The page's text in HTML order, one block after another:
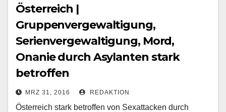
Österreich |
Gruppenvergewaltigung,
Serienvergewaltigung, Mord,
Onanie durch Asylanten stark
betroffen
MRZ 31, 2016 REDAKTION
Österreich stark betroffen von Sexattacken durch